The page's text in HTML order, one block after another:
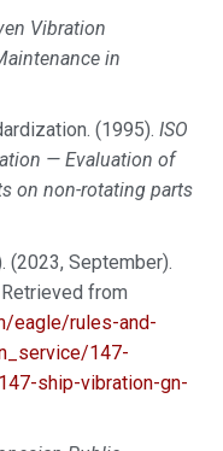
Vibration
in
(1995). ISO
— Evaluation of
on non-rotating parts
(2023, September).
Retrieved from
eagle/rules-and-
147-
ship-vibration-gn-